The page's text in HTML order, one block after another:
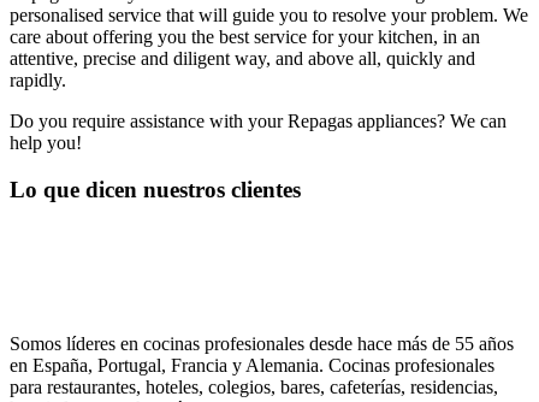
personalised service that will guide you to resolve your problem. We
care about offering you the best service for your kitchen, in an
attentive, precise and diligent way, and above all, quickly and
rapidly.
Do you require assistance with your Repagas appliances? We can
help you!
Lo que dicen nuestros clientes
Somos líderes en cocinas profesionales desde hace más de 55 años
en España, Portugal, Francia y Alemania. Cocinas profesionales
para restaurantes, hoteles, colegios, bares, cafeterías, residencias,